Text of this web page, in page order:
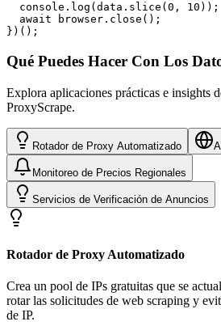
  console.log(data.slice(0, 10));
  await browser.close();
})();
Qué Puedes Hacer Con Los
Explora aplicaciones prácticas e insights
ProxyScrape.
Rotador de Proxy Automatizado
Monitoreo de Precios Regionales
Servicios de Verificación de Anuncios
Rotador de Proxy Automatizado
Crea un pool de IPs gratuitas que se
rotar las solicitudes de web scraping y
de IP.